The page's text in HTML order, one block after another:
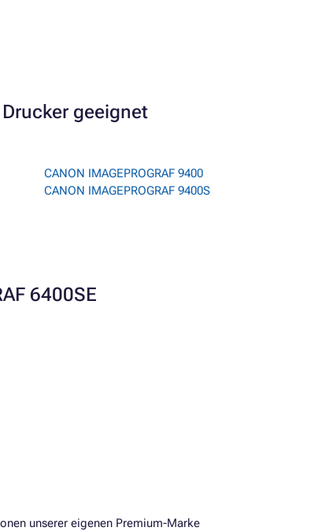
geeignet
CANON IMAGEPROGRAF 9400
CANON IMAGEPROGRAF 9400S
6400SE
unserer eigenen Premium-Marke